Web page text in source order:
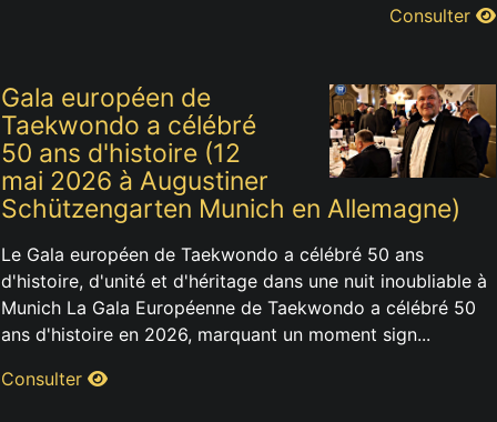
Consulter
Gala européen de
Taekwondo a célébré
50 ans d'histoire (12
mai 2026 à Augustiner
Schützengarten Munich en Allemagne)
Le Gala européen de Taekwondo a célébré 50 ans
d'histoire, d'unité et d'héritage dans une nuit inoubliable à
Munich La Gala Européenne de Taekwondo a célébré 50
ans d'histoire en 2026, marquant un moment sign...
Consulter